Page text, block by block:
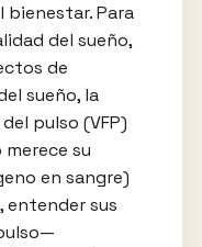
Para
del sueño,
de
sueño, la
pulso (VFP)
su
en sangre)
entender sus